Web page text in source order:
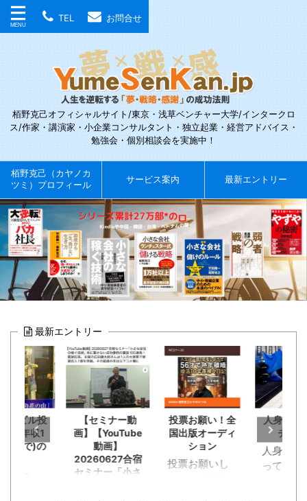
TEL お問合せ
栢野克己オフィシャルサイト/東京・浅草ベンチャー大学/インタークロ
ス/作家・講演家・小企業コンサルタント・独立起業・経営アドバイス・
勉強会・個別相談会を実施中！
栢野克己（カヤノカ
ツミ）プロフィール
サービス案内 最新エントリー
最新エントリー
古ビル投
賃年収1
りで)の
【セミナー動
画】【YouTube
動画】
20260627合宿
セミナー「小さ
投票お願い！全
国出版オーディ
ション
投票お願いし
人身事故
チを
人身事故
ってた小